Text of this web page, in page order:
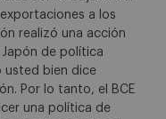
a los
realizó una acción
de política
usted bien dice
Por lo tanto, el BCE
una política de